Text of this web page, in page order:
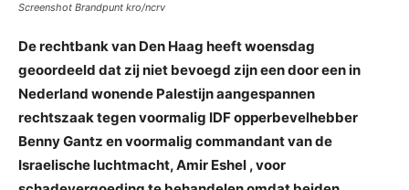
Screenshot Brandpunt kro/ncrv
De rechtbank van Den Haag heeft woensdag
geoordeeld dat zij niet bevoegd zijn een door een in
Nederland wonende Palestijn aangespannen
rechtszaak tegen voormalig IDF opperbevelhebber
Benny Gantz en voormalig commandant van de
Israelische luchtmacht, Amir Eshel , voor